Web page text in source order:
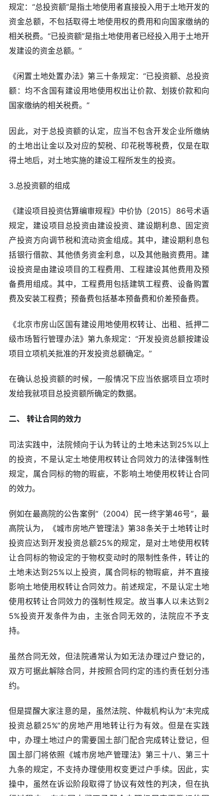
规定：“总投资额”是指土地使用者直接投入用于土地开发的
资金总额，不包括取得土地使用权的费用和向国家缴纳的
相关税费。“已投资额”是指土地使用者已经投入用于土地开
发建设的资金总额。”
《闲置土地处置办法》第三十条规定：“已投资额、总投资
额：均不含国有建设用地使用权出让价款、划拨价款和向
国家缴纳的相关税费。”
因此，对于总投资额的认定，应当不包含开发企业所缴纳
的土地出让金以及对应的契税、印花税等税费，仅是在取
得土地后，对土地实施的建设工程所发生的投资。
3.总投资额的组成
《建设项目投资估算编审规程》中价协〔2015〕86号术语
规定，建设项目总投资由建设投资、建设期利息、固定资
产投资方向调节税和流动资金组成。其中，建设期利息包
括银行借款、其他债务资金利息，以及其他融资费用。建
设投资是由建设项目的工程费用、工程建设其他费用及预
备费用组成。其中，工程费用包括建筑工程费、设备购置
费及安装工程费；预备费包括基本预备费和价差预备费。
《北京市房山区国有建设用地使用权转让、出租、抵押二
级市场暂行管理办法》第九条规定：“开发投资总额按建设
项目立项机关批准的开发投资总额确定。”
在确认总投资额的时候，一般情况下应当依据项目立项时
发给我就项目总投资额所确定的数据。
二、 转让合同的效力
司法实践中，法院倾向于认为转让的土地未达到25%以上
的投资，不是认定土地使用权转让合同效力的法律强制性
规定，属合同标的物的瑕疵，不影响土地使用权转让合同
的效力。
例如在最高院的公告案例“（2004）民一终字第46号”，最
高院认为，《城市房地产管理法》第38条关于土地转让时
投资应达到开发投资总额25%的规定，是对土地使用权转
让合同标的物设定的于物权变动时的限制性条件，转让的
土地未达到25%以上投资，属合同标的物瑕疵，并不直接
影响土地使用权转让合同效力。前述规定，不是认定土地
使用权转让合同效力的强制性规定。故当事人以未达到2
5%投资开发条件为由，主张合同无效的，法院应不予支
持。
虽然合同无效，但法院通常认为如无法办理过户登记的，
双方可据此解除合同，并按照合同约定的违约责任划分违
约。
但是提醒大家注意的是，虽然法院、仲裁机构认为“未完成
投资总额25%”的房地产用地转让行为有效。但是在实践
中，办理土地过户的需要国土部门配合完成转让登记，但
国土部门将依照《城市房地产管理法》第三十八、第三十
九条的规定，不支持办理使用权变更过户手续。因此，实
操中，虽然在诉讼阶段取得了协议有效性的判决，但在执